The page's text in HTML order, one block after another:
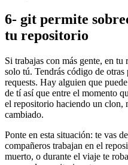
6- git permite
tu repositorio
Si trabajas con más gente, en
solo tú. Tendrás código de otras
requests. Hay alguien que
de tí así que entre el momento
el repositorio haciendo un clon,
cambiado.
Ponte en esta situación: te vas
compañeros trabajan en el
muerto, o durante el viaje te